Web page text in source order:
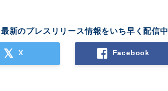
新のプレスリリース情報をいち早く配信中
X Facebook